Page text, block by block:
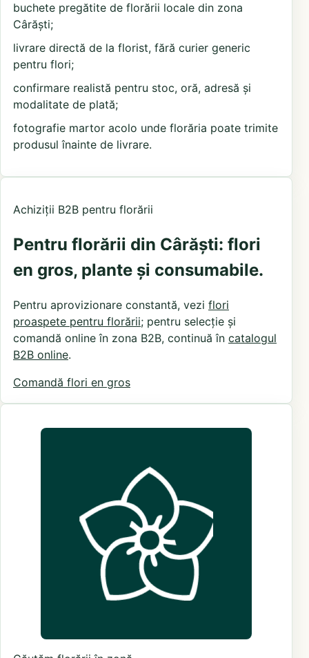
buchete pregătite de florării locale din zona
Cârăști;
livrare directă de la florist, fără curier generic
pentru flori;
confirmare realistă pentru stoc, oră, adresă și
modalitate de plată;
fotografie martor acolo unde florăria poate trimite
produsul înainte de livrare.
Achiziții B2B pentru florării
Pentru florării din Cârăști: flori
en gros, plante și consumabile.
Pentru aprovizionare constantă, vezi flori
proaspete pentru florării; pentru selecție și
comandă online în zona B2B, continuă în catalogul
B2B online.
Comandă flori en gros